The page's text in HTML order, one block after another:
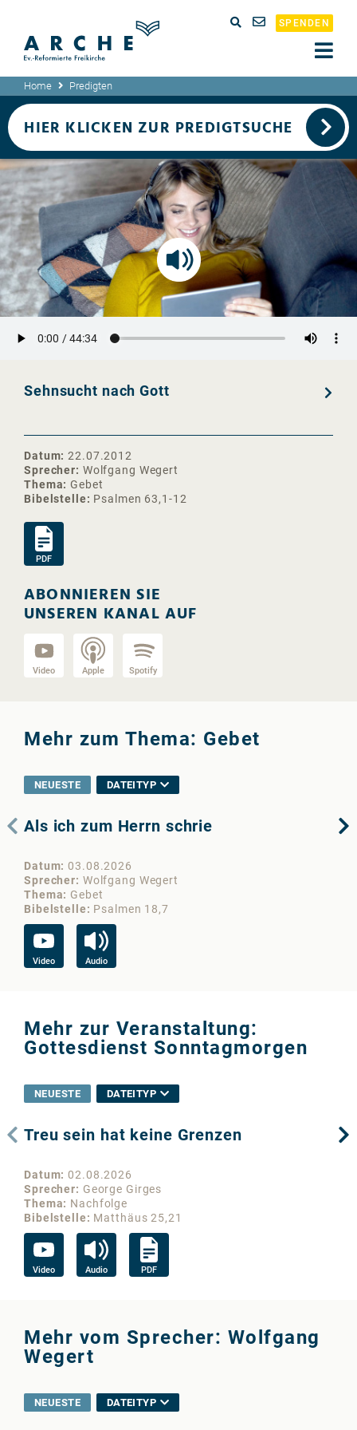
SPENDEN
Home Predigten
Sehnsucht nach Gott
Datum 22.07.2012
Sprecher
Wolfgang Wegert
Thema
Gebet
Bibelstelle
Psalmen 63,1-12
PDF
ABONNIEREN SIE
UNSEREN KANAL AUF
Video Apple Spotify
HIER KLICKEN ZUR PREDIGTSUCHE
Mehr zum Thema: Gebet
NEUESTE DATEITYP
Als ich zum Herrn schrie
Datum 03.08.2026
Sprecher
Wolfgang Wegert
Thema
Gebet
Bibelstelle
Psalmen 18,7
Video Audio
Mehr zur Veranstaltung:
Gottesdienst Sonntagmorgen
NEUESTE DATEITYP
Treu sein hat keine Grenzen
Datum 02.08.2026
Sprecher
George Girges
Thema
Nachfolge
Bibelstelle
Matthäus 25,21
Video Audio PDF
Mehr vom Sprecher: Wolfgang
Wegert
NEUESTE DATEITYP